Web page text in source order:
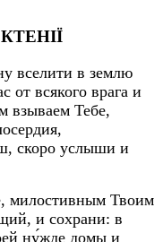
вселити в землю
от всякого врага и
взываем Тебе,
скоро услыши и
милостивным Твоим
и сохрани: в
ну́жде домы и